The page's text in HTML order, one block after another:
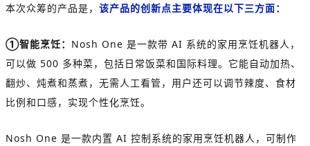
本次众筹的产品是， 该产品的创新点主要体现在以下三方面：
①智能烹饪： Nosh One 是一款带 AI 系统的家用烹饪机器人，
可以做 500 多种菜，包括日常饭菜和国际料理。它能自动加热、
翻炒、炖煮和蒸煮，无需人工看管，用户还可以调节辣度、食材
比例和口感，实现个性化烹饪。
Nosh One 是一款内置 AI 控制系统的家用烹饪机器人，可制作